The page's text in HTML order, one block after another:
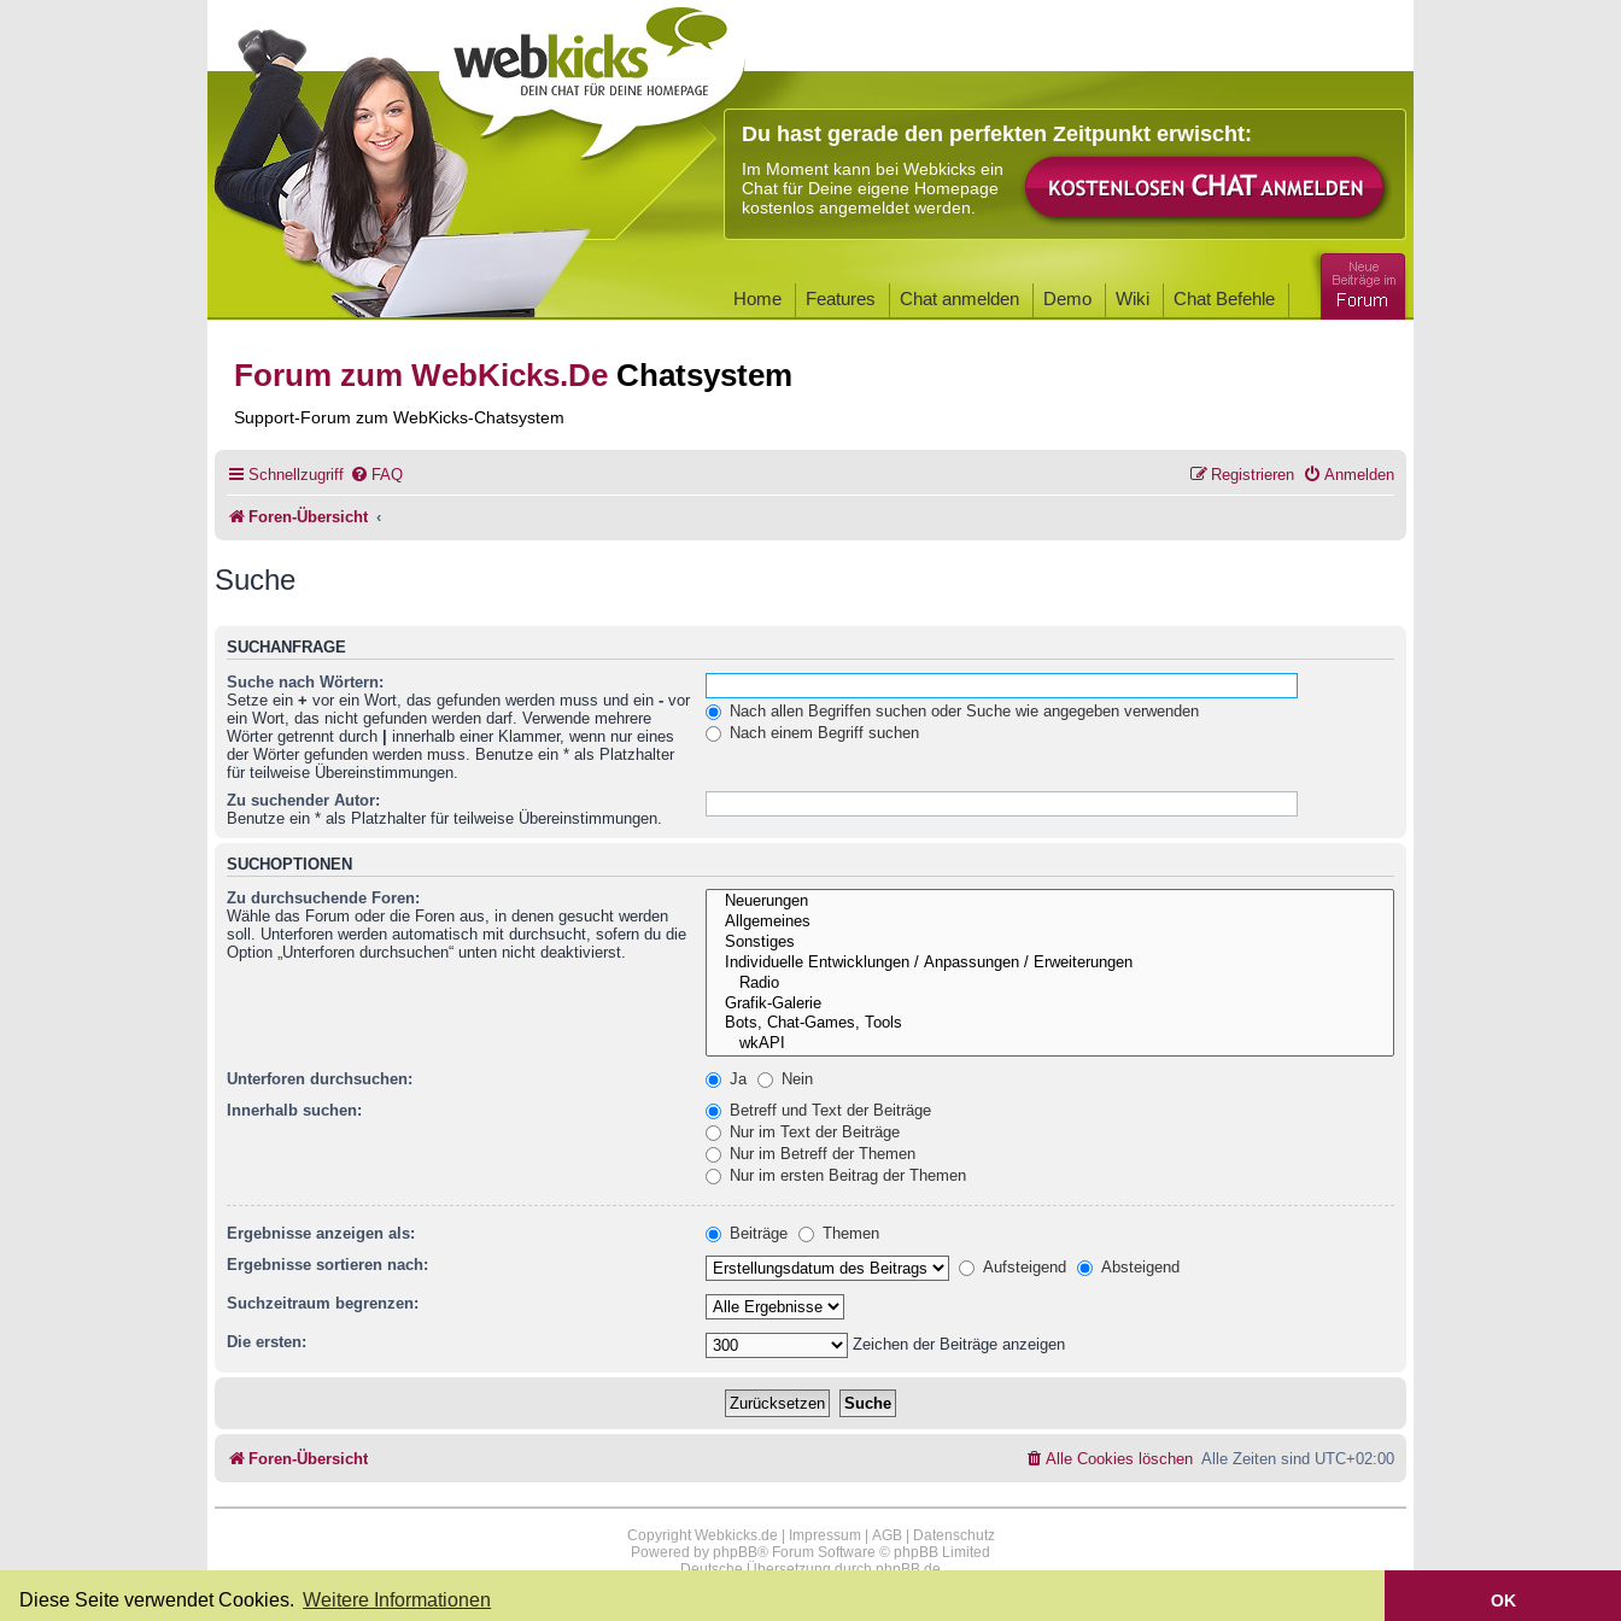
Diese Seite verwendet Cookies. Weitere Informationen OK
Du hast gerade den perfekten Zeitpunkt erwischt:
Im Moment kann bei Webkicks ein
Chat für Deine eigene Homepage
kostenlos angemeldet werden.
Home Features Chat anmelden Demo Wiki Chat Befehle
Forum zum WebKicks.De Chatsystem
Support-Forum zum WebKicks-Chatsystem
Schnellzugriff FAQ Anmelden
Registrieren
Foren-Übersicht
Suche
SUCHANFRAGE
Suche nach Wörtern:
Setze ein + vor ein Wort, das gefunden werden muss und ein - vor
ein Wort, das nicht gefunden werden darf. Verwende mehrere
Wörter getrennt durch
innerhalb einer Klammer, wenn nur eines
der Wörter gefunden werden muss. Benutze ein * als Platzhalter
für teilweise Übereinstimmungen.
Nach allen Begriffen suchen oder Suche wie angegeben verwenden
Nach einem Begriff suchen
Zu suchender Autor:
Benutze ein * als Platzhalter für teilweise Übereinstimmungen.
SUCHOPTIONEN
Zu durchsuchende Foren:
Wähle das Forum oder die Foren aus, in denen gesucht werden
soll. Unterforen werden automatisch mit durchsucht, sofern du die
Option „Unterforen durchsuchen“ unten nicht deaktivierst.
Unterforen durchsuchen: Ja
Nein
Innerhalb suchen:
Betreff und Text der Beiträge
Nur im Text der Beiträge
Nur im Betreff der Themen
Nur im ersten Beitrag der Themen
Ergebnisse anzeigen als: Beiträge
Themen
Ergebnisse sortieren nach:
Aufsteigend Absteigend
Suchzeitraum begrenzen:
Die ersten: Zeichen der Beiträge anzeigen
Foren-Übersicht Alle Zeiten sind UTC+02:00
Alle Cookies löschen
Copyright Webkicks.de | Impressum AGB|
Datenschutz
Powered by phpBB® Forum Software © phpBB Limited
Deutsche Übersetzung durchphpBB.de